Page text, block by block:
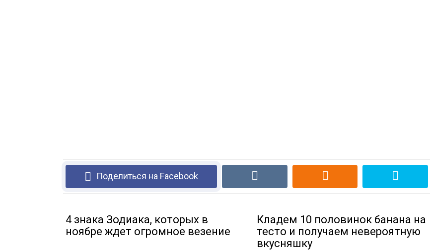
Поделиться на Facebook
4 знака Зодиака, которых в
ноябре ждет огромное везение
Кладем 10 половинок банана на
тесто и получаем невероятную
вкусняшку